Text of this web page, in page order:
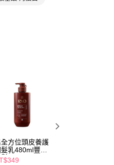
同意方可使用
本公司不負相關責
戶狀況，依本公司
，本公司將視審查
現惡意使用之情
度並採取法律行
全方位頭皮養護
乳480ml豐盈
鬆